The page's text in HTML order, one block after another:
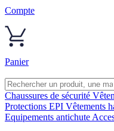
Compte
Panier
Chaussures de sécurité
Protections EPI Vêtements
Equipements antichute